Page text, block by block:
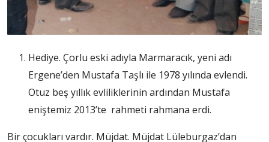
Hediye. Çorlu eski adıyla Marmaracık, yeni adı
Ergene’den Mustafa Taşlı ile 1978 yılında evlendi.
Otuz beş yıllık evliliklerinin ardından Mustafa
eniştemiz 2013’te rahmeti rahmana erdi.
Bir çocukları vardır. Müjdat. Müjdat Lüleburgaz’dan